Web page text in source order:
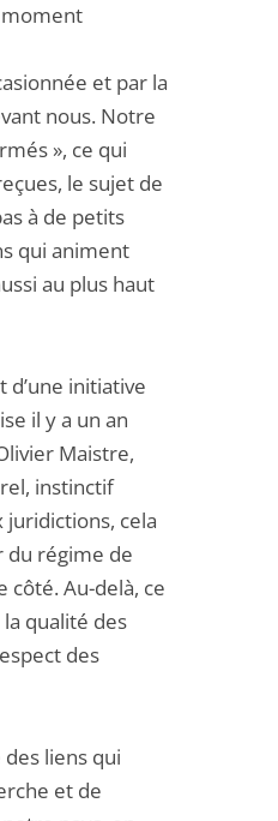
moment
et par la
nous. Notre
», ce qui
le sujet de
à de petits
qui animent
au plus haut
initiative
il y a un an
Maistre,
instinctif
juridictions, cela
du régime de
côté. Au-delà, ce
qualité des
des
liens qui
et de